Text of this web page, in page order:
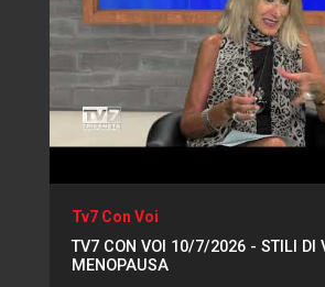
Tv7 Con Voi
TV7 CON VOI 10/7/2026 - STILI DI
MENOPAUSA